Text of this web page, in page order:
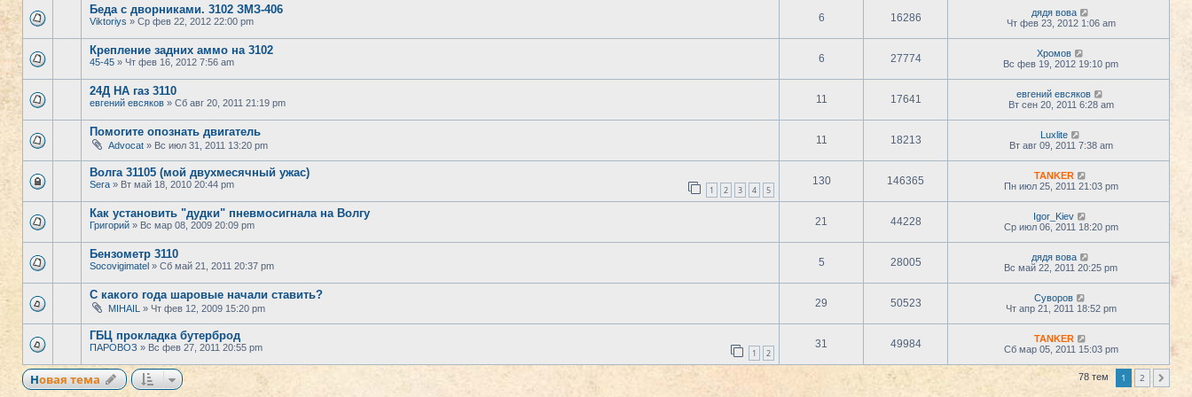
Беда с дворниками. 3102 ЗМЗ-406
Viktoriys » Ср фев 22, 2012 22:00 pm 6 16286
дядя вова
Чт фев 23, 2012 1:06 am
Крепление задних аммо на 3102
45-45 » Чт фев 16, 2012 7:56 am 6 27774
Хромов
Вс фев 19, 2012 19:10 pm
24Д НА газ 3110
евгений евсяков » Сб авг 20, 2011 21:19 pm 11 17641
евгений евсяков
Вт сен 20, 2011 6:28 am
Помогите опознать двигатель
Advocat » Вс июл 31, 2011 13:20 pm 11 18213
Luxlite
Вт авг 09, 2011 7:38 am
Волга 31105 (мой двухмесячный ужас)
Sera » Вт май 18, 2010 20:44 pm 1 2 3 4 5
130 146365
TANKER
Пн июл 25, 2011 21:03 pm
Как установить "дудки" пневмосигнала на Волгу
Григорий » Вс мар 08, 2009 20:09 pm 21 44228
Igor_Kiev
Ср июл 06, 2011 18:20 pm
Бензометр 3110
Socovigimatel » Сб май 21, 2011 20:37 pm 5 28005
дядя вова
Вс май 22, 2011 20:25 pm
С какого года шаровые начали ставить?
MIHAIL » Чт фев 12, 2009 15:20 pm 29 50523
Суворов
Чт апр 21, 2011 18:52 pm
ГБЦ прокладка бутерброд
ПАРОВОЗ » Вс фев 27, 2011 20:55 pm 1 2
31 49984
TANKER
Сб мар 05, 2011 15:03 pm
Новая тема 78 тем 1 2